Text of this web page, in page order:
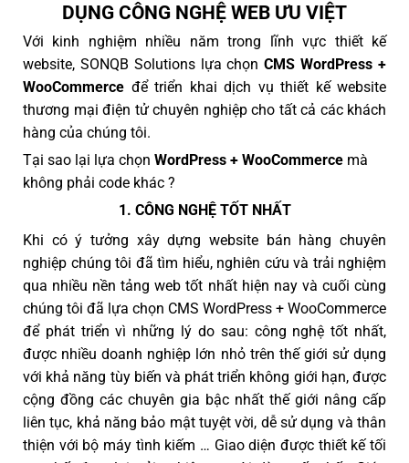
DỤNG CÔNG NGHỆ WEB ƯU VIỆT
Với kinh nghiệm nhiều năm trong lĩnh vực thiết kế
website, SONQB Solutions lựa chọnCMS WordPress +
WooCommerce để triển khai dịch vụ thiết kế website
thương mại điện tử chuyên nghiệp cho tất cả các khách
hàng của chúng tôi.
Tại sao lại lựa chọn WordPress + WooCommerce mà
không phải code khác ?
1. CÔNG NGHỆ TỐT NHẤT
Khi có ý tưởng xây dựng website bán hàng chuyên
nghiệp chúng tôi đã tìm hiểu, nghiên cứu và trải nghiệm
qua nhiều nền tảng web tốt nhất hiện nay và cuối cùng
chúng tôi đã lựa chọn CMS WordPress + WooCommerce
để phát triển vì những lý do sau: công nghệ tốt nhất,
được nhiều doanh nghiệp lớn nhỏ trên thế giới sử dụng
với khả năng tùy biến và phát triển không giới hạn, được
cộng đồng các chuyên gia bậc nhất thế giới nâng cấp
liên tục, khả năng bảo mật tuyệt vời, dễ sử dụng và thân
thiện với bộ máy tình kiếm … Giao diện được thiết kế tối